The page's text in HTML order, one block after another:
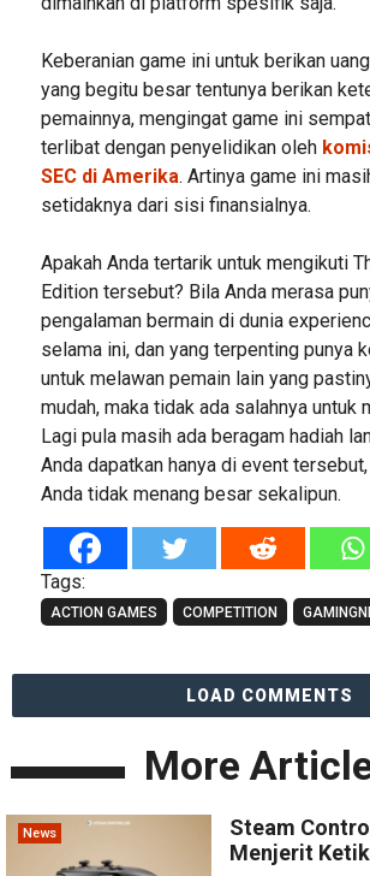
Keberanian game ini untuk berikan
yang begitu besar tentunya berikan
pemainnya, mengingat game ini
terlibat dengan penyelidikan oleh
SEC di Amerika. Artinya game ini
setidaknya dari sisi finansialnya.
Apakah Anda tertarik untuk mengikuti
Edition tersebut? Bila Anda merasa
pengalaman bermain di dunia
selama ini, dan yang terpenting punya
untuk melawan pemain lain yang
mudah, maka tidak ada salahnya untuk
Lagi pula masih ada beragam hadiah
Anda dapatkan hanya di event
Anda tidak menang besar sekalipun.
Tags:
ACTION GAMES COMPETITION
LOAD COMMENTS
More
News
Steam
Menjerit